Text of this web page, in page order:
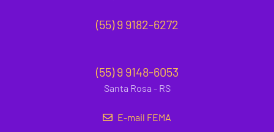
(55) 9 9182-6272
(55) 9 9148-6053
Santa Rosa - RS
E-mail FEMA